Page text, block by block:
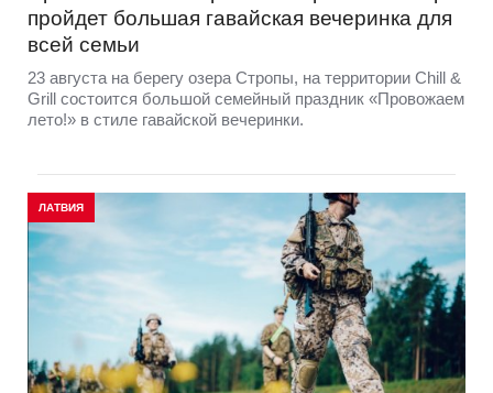
пройдет большая гавайская вечеринка для
всей семьи
23 августа на берегу озера Стропы, на территории Chill &
Grill состоится большой семейный праздник «Провожаем
лето!» в стиле гавайской вечеринки.
ЛАТВИЯ